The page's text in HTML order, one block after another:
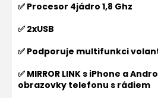
✅ Procesor 4jádro 1,8 Ghz
✅ 2xUSB
✅ Podporuje multifunkci
✅ MIRROR LINK s iPhone a
obrazovky telefonu s rádiem